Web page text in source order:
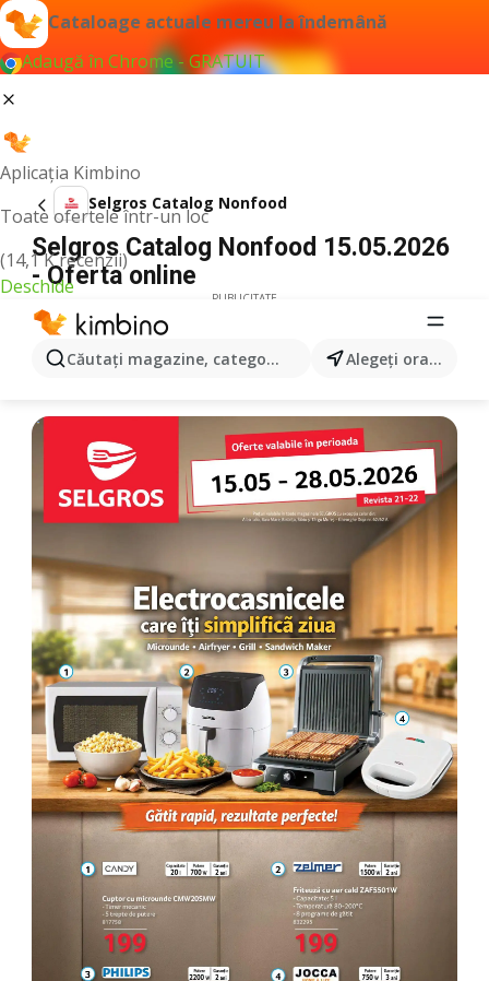
Cataloage actuale mereu la îndemână
Adaugă în Chrome - GRATUIT
Aplicația Kimbino
Toate ofertele într-un loc
(14,1 K recenzii)
Deschide
Căutaţi magazine, categorii, produse... Alegeţi oraşul
Selgros Catalog Nonfood
Selgros Catalog Nonfood 15.05.2026
- Oferta online
PUBLICITATE